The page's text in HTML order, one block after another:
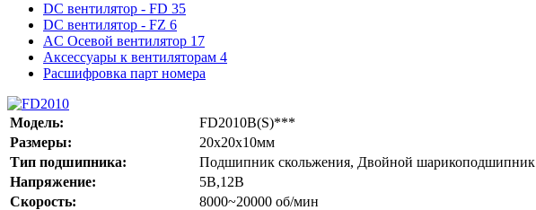
DC вентилятор - FD 35
DC вентилятор - FZ 6
AC Осевой вентилятор 17
Аксессуары к вентиляторам 4
Расшифровка парт номера
Модель:
FD2010B(S)***
Размеры:
20x20x10мм
Тип подшипника:
Подшипник скольжения, Двойной шарикоподшипник
Напряжение:
5В,12В
Скорость:
8000~20000 об/мин